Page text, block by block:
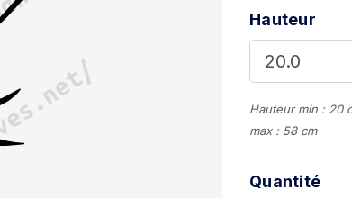
Hauteur
Hauteur min : 20
max : 58 cm
Quantité